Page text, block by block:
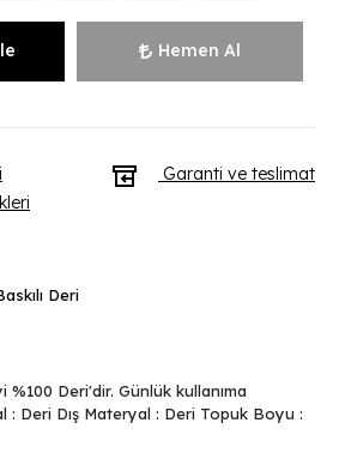
Hemen Al
Garanti ve teslimat
Deri
%100 Deri'dir. Günlük kullanıma
Deri Dış Materyal : Deri Topuk Boyu :